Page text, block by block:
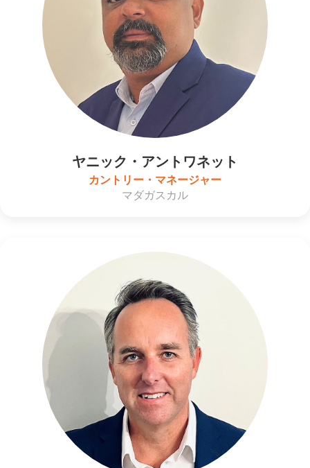
ヤニック・アントワネット
カントリー・マネージャー
マダガスカル